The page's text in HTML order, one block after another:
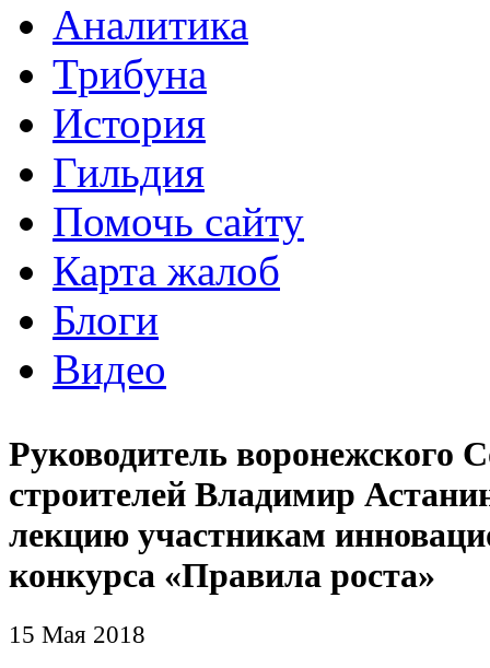
Аналитика
Трибуна
История
Гильдия
Помочь сайту
Карта жалоб
Блоги
Видео
Руководитель воронежского
строителей Владимир
лекцию участникам
конкурса «Правила роста»
15 Мая 2018